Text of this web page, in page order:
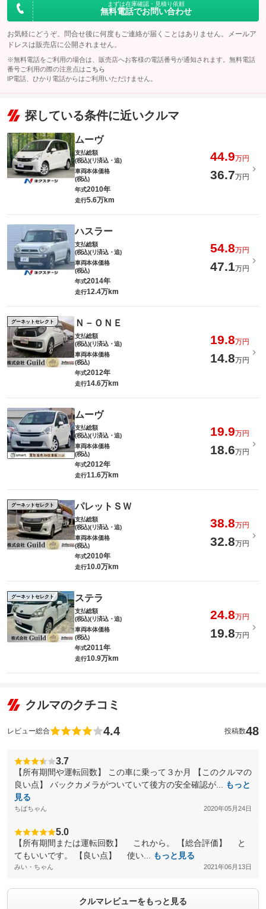
このパックの見積もり依頼（無料）
まずは在庫確認・見積り依頼
無料電話でお問い合わせ
お気軽にどうぞ。問合せ後に何度もご連絡が届くことはありません。メールア
ドレスは販売店に公開されません。
※無料電話をご利用の場合は、販売店へお客様の電話番号が通知されます。無料電話
番号ご利用の際の注意点は こちら
IP電話、ひかり電話からはご利用いただけません。
探している条件に近いクルマ
ムーヴ
支払総額
(税込)(リ済込・追)
44.9万円
車両本体価格
(税込)
36.7万円
年式2010年
走行5.6万km
ハスラー
支払総額
(税込)(リ済込・追)
54.8万円
車両本体価格
(税込)
47.1万円
年式2014年
走行12.4万km
グーネットセレクト Ｎ－ＯＮＥ
支払総額
(税込)(リ済込・追)
19.8万円
車両本体価格
(税込)
14.8万円
年式2012年
走行14.6万km
ムーヴ
支払総額
(税込)(リ済込・追)
19.9万円
車両本体価格
(税込)
18.6万円
年式2012年
走行11.6万km
グーネットセレクト パレットＳＷ
支払総額
(税込)(リ済込・追)
38.8万円
車両本体価格
(税込)
32.8万円
年式2010年
走行10.0万km
グーネットセレクト ステラ
支払総額
(税込)(リ済込・追)
24.8万円
車両本体価格
(税込)
19.8万円
年式2011年
走行10.9万km
クルマのクチコミ
レビュー総合 4.4 投稿数48
3.7
【所有期間や運転回数】 この車に乗って３か月 【このクルマの
良い点】 バックカメラがついていて後方の安全確認が...
もっと
見る
ちばちゃん 2020年05月24日
5.0
【所有期間または運転回数】 これから。 【総合評価】 と
てもいいです。 【良い点】 使い...
もっと見る
みい・ちゃん 2021年06月13日
クルマレビューをもっと見る